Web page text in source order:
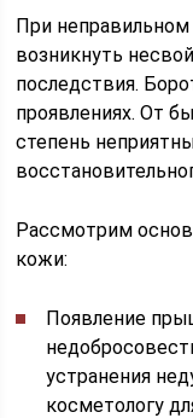
При неправильном
возникнуть
последствия.
проявлениях. От
степень
Рассмотрим
кожи:
Появление
устранения
косметологу